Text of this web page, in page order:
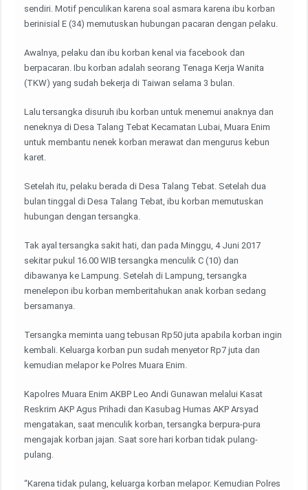
sendiri. Motif penculikan karena soal asmara karena ibu korban
berinisial E (34) memutuskan hubungan pacaran dengan pelaku.
Awalnya, pelaku dan ibu korban kenal via facebook dan
berpacaran. Ibu korban adalah seorang Tenaga Kerja Wanita
(TKW) yang sudah bekerja di Taiwan selama 3 bulan.
Lalu tersangka disuruh ibu korban untuk menemui anaknya dan
neneknya di Desa Talang Tebat Kecamatan Lubai, Muara Enim
untuk membantu nenek korban merawat dan mengurus kebun
karet.
Setelah itu, pelaku berada di Desa Talang Tebat. Setelah dua
bulan tinggal di Desa Talang Tebat, ibu korban memutuskan
hubungan dengan tersangka.
Tak ayal tersangka sakit hati, dan pada Minggu, 4 Juni 2017
sekitar pukul 16.00 WIB tersangka menculik C (10) dan
dibawanya ke Lampung. Setelah di Lampung, tersangka
menelepon ibu korban memberitahukan anak korban sedang
bersamanya.
Tersangka meminta uang tebusan Rp50 juta apabila korban ingin
kembali. Keluarga korban pun sudah menyetor Rp7 juta dan
kemudian melapor ke Polres Muara Enim.
Kapolres Muara Enim AKBP Leo Andi Gunawan melalui Kasat
Reskrim AKP Agus Prihadi dan Kasubag Humas AKP Arsyad
mengatakan, saat menculik korban, tersangka berpura-pura
mengajak korban jajan. Saat sore hari korban tidak pulang-
pulang.
“Karena tidak pulang, keluarga korban melapor. Kemudian Polres